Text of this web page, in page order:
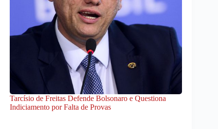
Tarcísio de Freitas Defende Bolsonaro e Questiona
Indiciamento por Falta de Provas